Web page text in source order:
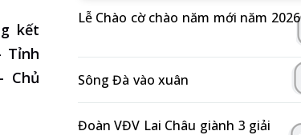
kết
Tỉnh
Chủ
Lễ Chào cờ chào năm mới năm 2026
Sông Đà vào xuân
Đoàn VĐV Lai Châu giành 3 giải